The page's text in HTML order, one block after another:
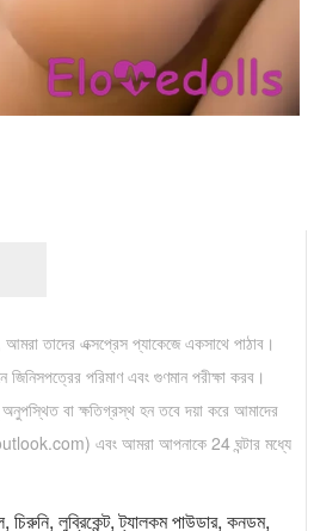
তাদের এক্সপ্রেস প্যাকেজে একসাথে পাঠাব।
পরিমাণ এবং গুণমান পরীক্ষা করব।
বা ক্ষতিগ্রস্থ হন তবে দয়া করে আমাদের
) এবং আমরা আপনাকে 24 ঘন্টার মধ্যে
লুব্রিকেন্ট, ট্যালকম পাউডার, কনডম,